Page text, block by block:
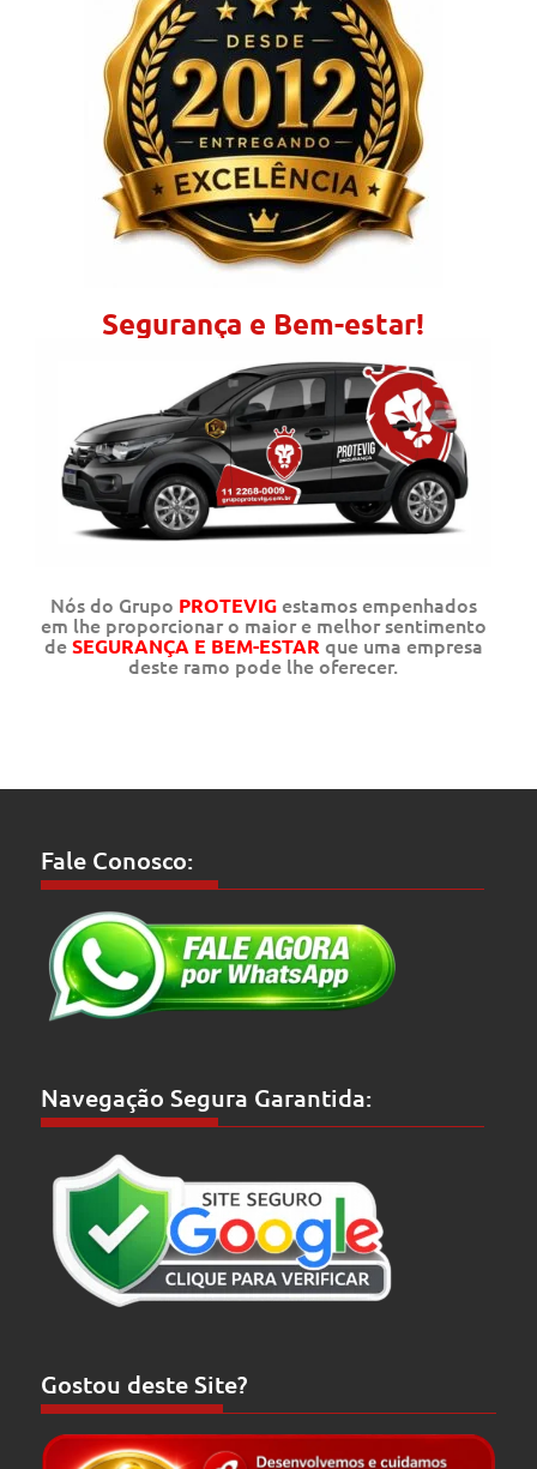
Segurança e Bem-estar!
Nós do Grupo PROTEVIGestamos empenhados
em lhe proporcionar o maior e melhor sentimento
deSEGURANÇA E BEM-ESTAR que uma empresa
deste ramo pode lhe oferecer.
Fale Conosco:
Navegação Segura Garantida:
Gostou deste Site?